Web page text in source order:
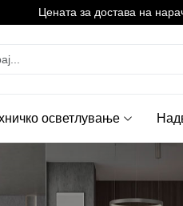
Цената за достава на
осветлување